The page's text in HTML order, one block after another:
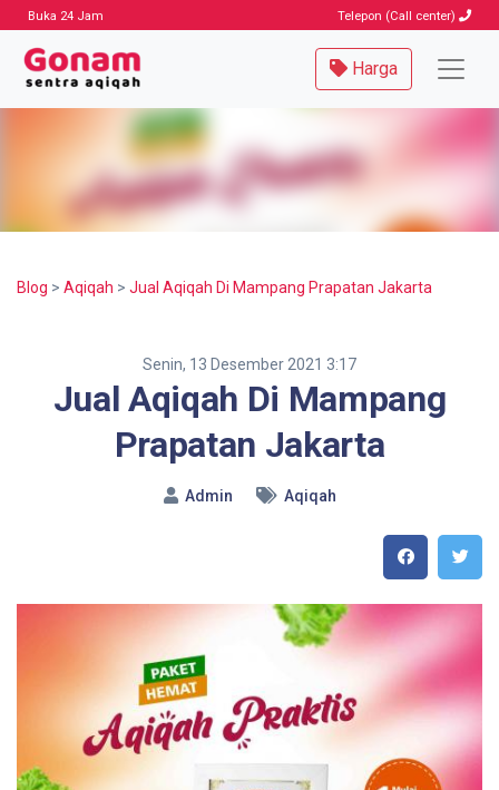
Buka 24 Jam Telepon (Call center)
Harga
Blog > Aqiqah > Jual Aqiqah Di Mampang Prapatan Jakarta
Senin, 13 Desember 2021 3:17
Jual Aqiqah Di Mampang
Prapatan Jakarta
Admin Aqiqah